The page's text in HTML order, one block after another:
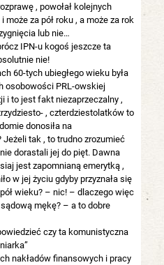
, powołał kolejnych
może za pół roku , a może za rok
lub nie…
IPN-u kogoś jeszcze ta
nie!
60-tych ubiegłego wieku była
osobowości PRL-owskiej
i to jest fakt niezaprzeczalny ,
, czterdziestolatków to
donosiła na
tak , to trudno zrozumieć
dorastali jej do pięt. Dawna
jest zapomnianą emerytką ,
w jej życiu gdyby przyznała się
wieku? – nic! – dlaczego więc
mękę? – a to dobre
czy ta komunistyczna
nakładów finansowych i pracy